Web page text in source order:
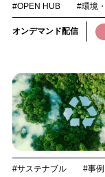
#OPEN HUB #環境
オンデマンド配信
#サステナブル #事例